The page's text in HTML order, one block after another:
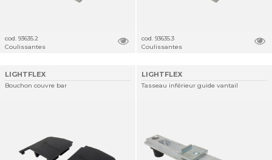
cod. 93635.2
Coulissantes
cod. 93635.3
Coulissantes
LIGHTFLEX
Bouchon couvre bar
LIGHTFLEX
Tasseau inférieur guide vantail